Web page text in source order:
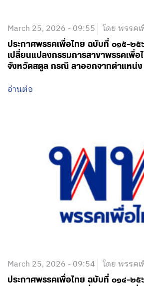
March 25, 2026 - 09:55 โดย พรรค
ประกาศพรรคเพื่อไทย ฉบับที่ ๐๑๕-๒๕
เปลี่ยนแปลงกรรมการสาขาพรรคเพื่อ
จังหวัดสตูล กรณี ลาออกจากตำแหน่ง
อ่านต่อ
March 25, 2026 - 09:54 โดย พรรค
ประกาศพรรคเพื่อไทย ฉบับที่ ๐๑๔-๒๕